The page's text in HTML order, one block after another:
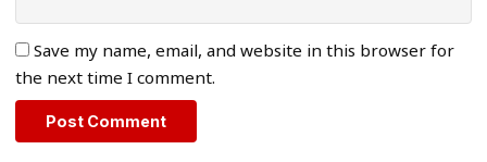
Save my name, email, and website in this browser for
the next time I comment.